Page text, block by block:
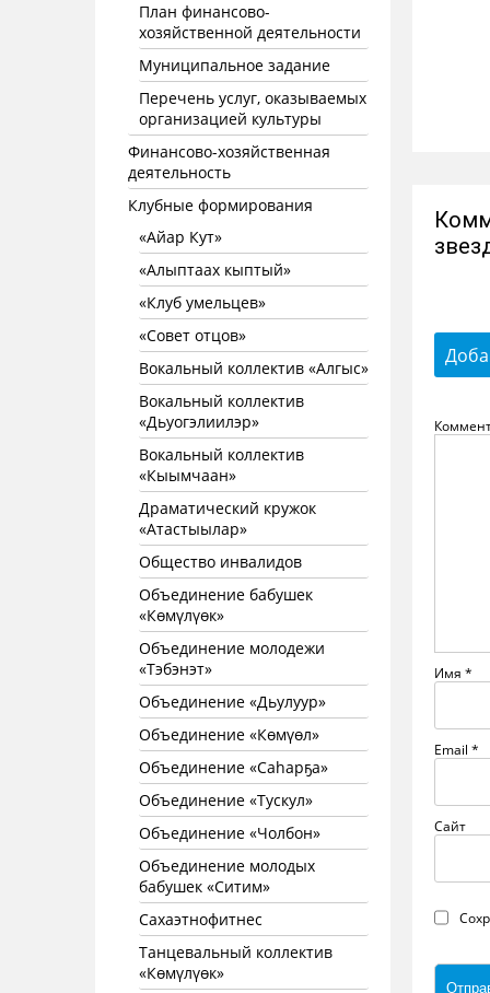
План финансово-
хозяйственной деятельности
Муниципальное задание
Перечень услуг, оказываемых
организацией культуры
Финансово-хозяйственная
деятельность
Клубные формирования
«Айар Кут»
«Алыптаах кыптый»
«Клуб умельцев»
«Совет отцов»
Вокальный коллектив «Алгыс»
Вокальный коллектив
«Дьуогэлиилэр»
Вокальный коллектив
«Кыымчаан»
Драматический кружок
«Атастыылар»
Общество инвалидов
Объединение бабушек
«Көмүлүөк»
Объединение молодежи
«Тэбэнэт»
Объединение «Дьулуур»
Объединение «Көмүөл»
Объединение «Саhарҕа»
Объединение «Тускул»
Объединение «Чолбон»
Объединение молодых
бабушек «Ситим»
Сахаэтнофитнес
Танцевальный коллектив
«Көмүлүөк»
Имя *
Email *
Сайт